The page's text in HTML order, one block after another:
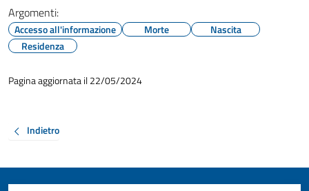
Argomenti:
Accesso all'informazione Morte
Nascita
Residenza
Pagina aggiornata il 22/05/2024
Indietro